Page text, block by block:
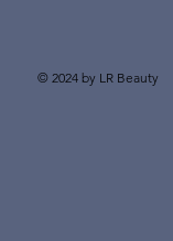
© 2024 by LR Beauty